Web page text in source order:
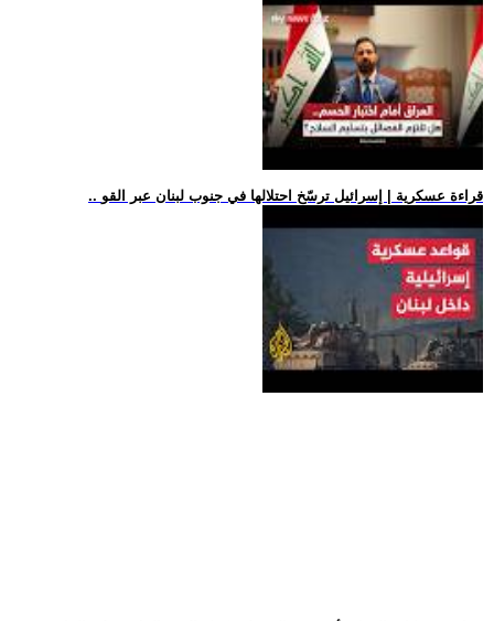
.. قراءة عسكرية | إسرائيل ترسّخ احتلالها في جنوب لبنان عبر القو